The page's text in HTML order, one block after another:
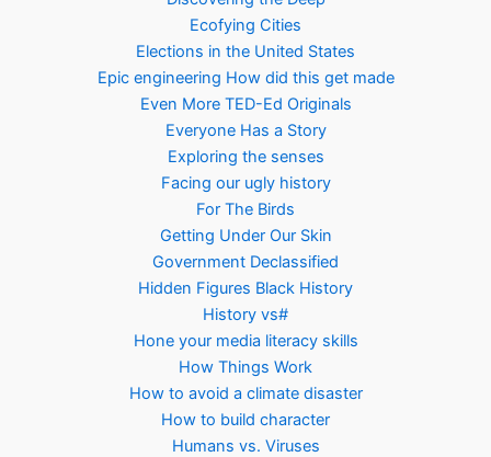
Ecofying Cities
Elections in the United States
Epic engineering How did this get made
Even More TED-Ed Originals
Everyone Has a Story
Exploring the senses
Facing our ugly history
For The Birds
Getting Under Our Skin
Government Declassified
Hidden Figures Black History
History vs#
Hone your media literacy skills
How Things Work
How to avoid a climate disaster
How to build character
Humans vs. Viruses